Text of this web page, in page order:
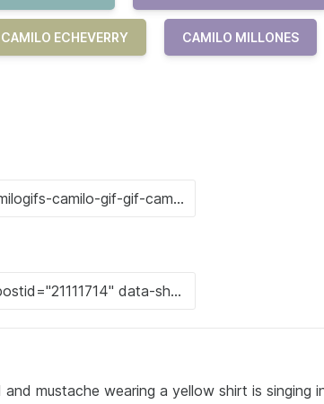
ECHEVERRY CAMILO MILLONES
mustache wearing a yellow shirt is singing